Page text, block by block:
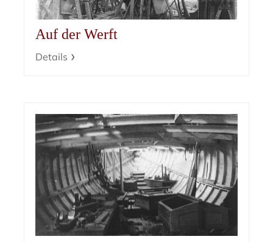
Auf der Werft
Details